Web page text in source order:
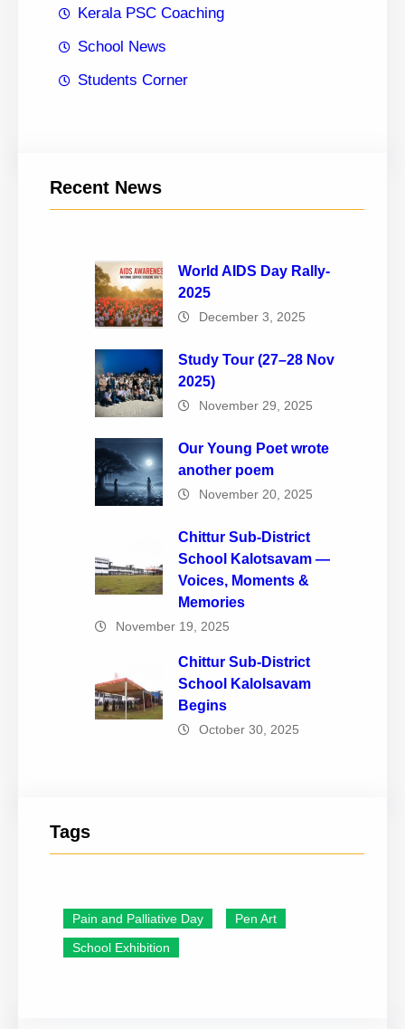
Kerala PSC Coaching
School News
Students Corner
Recent News
World AIDS Day Rally-
2025
December 3, 2025
Study Tour (27–28 Nov
2025)
November 29, 2025
Our Young Poet wrote
another poem
November 20, 2025
Chittur Sub-District
School Kalotsavam —
Voices, Moments &
Memories
November 19, 2025
Chittur Sub-District
School Kalolsavam
Begins
October 30, 2025
Tags
Pain and Palliative Day
Pen Art
School Exhibition